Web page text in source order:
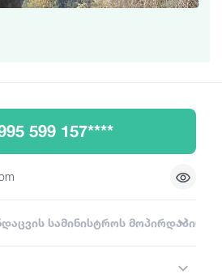
599 157****
სამინისტროს მოპირდაპირე